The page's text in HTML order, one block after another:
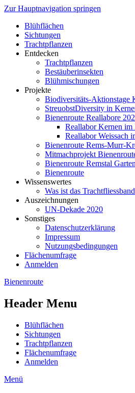
Zur Hauptnavigation springen
Blühflächen
Sichtungen
Trachtpflanzen
Entdecken
Trachtpflanzen
Bestäuberinsekten
Blühmischungen
Projekte
Biodiversitäts-Aktionstage
StreuobstDiversity in
Bienenroute Reallabore
Reallabor Kernen im
Reallabor Weissach
Bienenroute Rems-Murr-
Mitmachprojekt
Bienenroute Remstal
Bienenroute
Wissenswertes
Was ist das
Auszeichnungen
UN-Dekade 2020
Sonstiges
Datenschutzerklärung
Impressum
Nutzungsbedingungen
Flächenumfrage
Anmelden
Bienenroute
Header Menu
Blühflächen
Sichtungen
Trachtpflanzen
Flächenumfrage
Anmelden
Menü